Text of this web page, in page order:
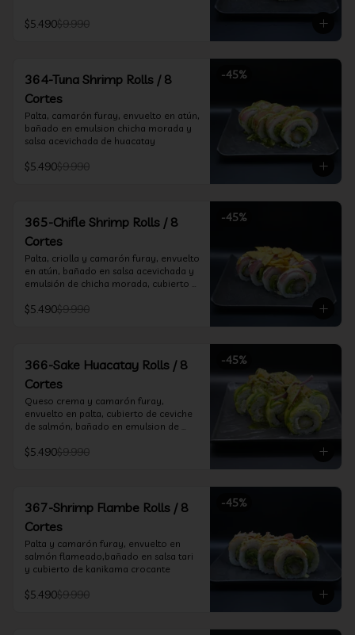
$5.490$9.990
-45%
364-Tuna Shrimp Rolls / 8
Cortes
Palta, camarón furay, envuelto en atún,
bañado en emulsion chicha morada y
salsa acevichada de huacatay
$5.490$9.990
-45%
365-Chifle Shrimp Rolls / 8
Cortes
Palta, criolla y camarón furay, envuelto
en atún, bañado en salsa acevichada y
emulsión de chicha morada, cubierto
$5.490$9.990
-45%
366-Sake Huacatay Rolls / 8
Cortes
Queso crema y camarón furay,
envuelto en palta, cubierto de ceviche
de salmón, bañado en emulsion de
$5.490$9.990
-45%
367-Shrimp Flambe Rolls / 8
Cortes
Palta y camarón furay, envuelto en
salmón flameado,bañado en salsa tari
y cubierto de kanikama crocante
$5.490$9.990